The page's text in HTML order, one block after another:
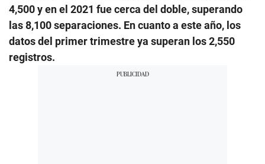
4,500 y en el 2021 fue cerca del doble, superando
las 8,100 separaciones. En cuanto a este año, los
datos del primer trimestre ya superan los 2,550
registros.